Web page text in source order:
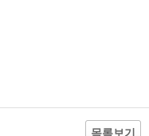
목록보기